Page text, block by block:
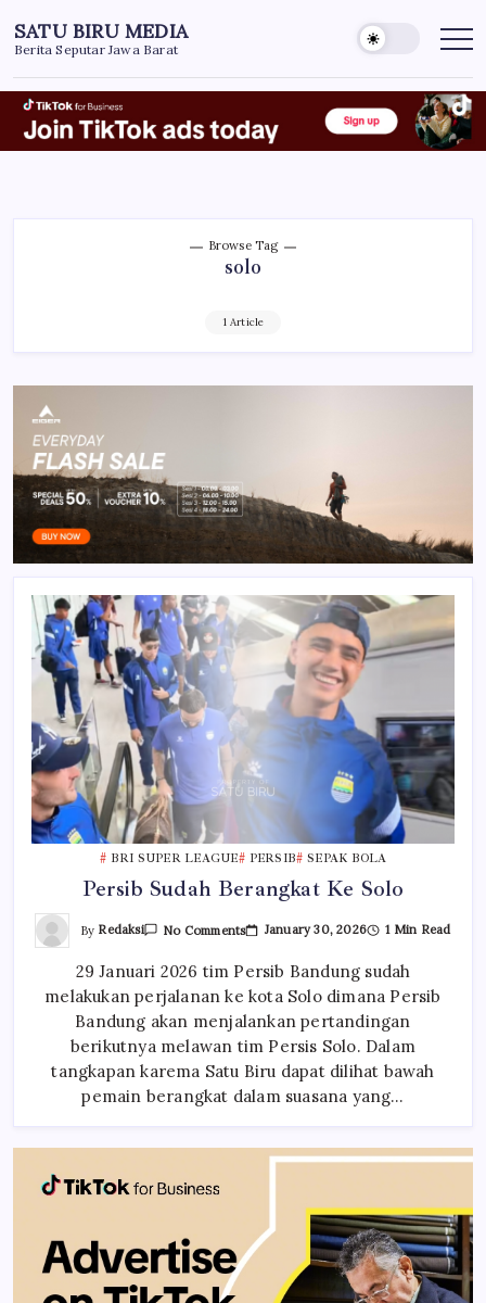
to
content
SATU BIRU MEDIA
Berita Seputar Jawa Barat
Browse Tag
solo
1 Article
BRI SUPER LEAGUE PERSIB SEPAK BOLA
Persib Sudah Berangkat Ke Solo
By Redaksi No CommentsOn
Berangkat
Solo
January 30, 2026 1 Min Read
29 Januari 2026 tim Persib Bandung sudah
melakukan perjalanan ke kota Solo dimana Persib
Bandung akan menjalankan pertandingan
berikutnya melawan tim Persis Solo. Dalam
tangkapan karema Satu Biru dapat dilihat bawah
pemain berangkat dalam suasana yang…